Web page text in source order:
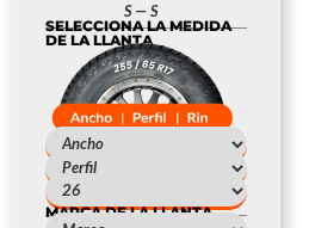
S —S
SELECCIONA LA MEDIDA
DE LA LLANTA
MARCA DE LA LLANTA